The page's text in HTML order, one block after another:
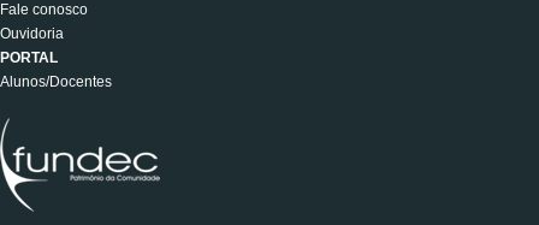
Fale conosco
Ouvidoria
PORTAL
Alunos/Docentes